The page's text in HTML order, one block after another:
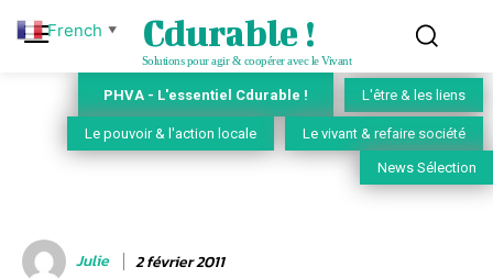
Cdurable !
Solutions pour agir & coopérer avec le Vivant
PHVA - L'essentiel Cdurable ! L'être & les liens
Le pouvoir & l'action locale Le vivant & refaire société
News Sélection
Julie 2 février 2011
French ▼